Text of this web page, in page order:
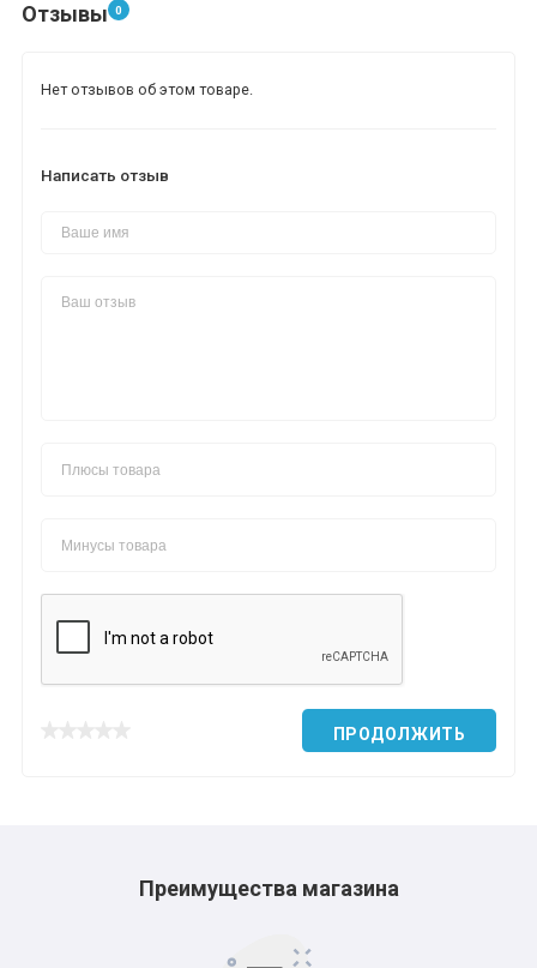
Отзывы 0
Нет отзывов об этом товаре.
Написать отзыв
ПРОДОЛЖИТЬ
Преимущества магазина